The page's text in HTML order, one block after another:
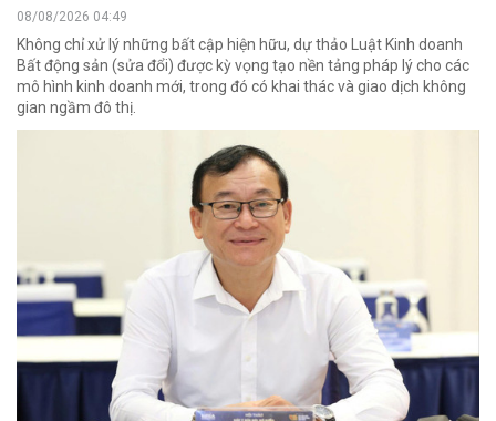
08/08/2026 04:49
Không chỉ xử lý những bất cập hiện hữu, dự thảo Luật Kinh doanh
Bất động sản (sửa đổi) được kỳ vọng tạo nền tảng pháp lý cho các
mô hình kinh doanh mới, trong đó có khai thác và giao dịch không
gian ngầm đô thị.